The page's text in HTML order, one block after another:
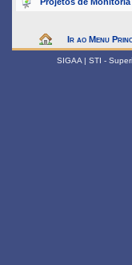
Ir ao Menu
SIGAA | STI -